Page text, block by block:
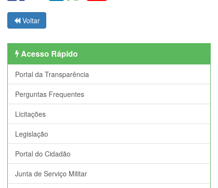
Voltar
Acesso Rápido
Portal da Transparência
Perguntas Frequentes
Licitações
Legislação
Portal do Cidadão
Junta de Serviço Militar